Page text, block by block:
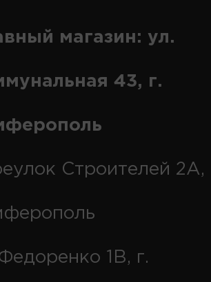
магазин: ул.
43, г.
Строителей 2А,
1В, г.